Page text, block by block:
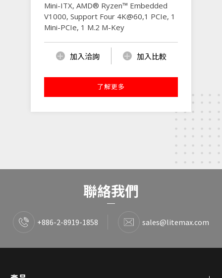
Mini-ITX, AMD® Ryzen™ Embedded
V1000, Support Four 4K@60,1 PCIe, 1
Mini-PCIe, 1 M.2 M-Key
加入洽詢 加入比較
了解更多
聯絡我們
+886-2-8919-1858 sales@litemax.com